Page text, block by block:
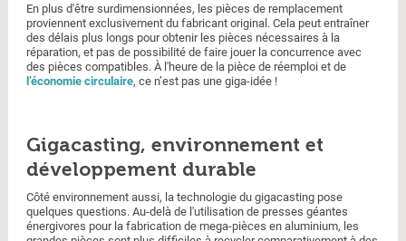
En plus d'être surdimensionnées, les pièces de remplacement
proviennent exclusivement du fabricant original. Cela peut entraîner
des délais plus longs pour obtenir les pièces nécessaires à la
réparation, et pas de possibilité de faire jouer la concurrence avec
des pièces compatibles. À l'heure de la pièce de réemploi et de
l’économie circulaire, ce n’est pas une giga-idée !
Gigacasting, environnement et
développement durable
Côté environnement aussi, la technologie du gigacasting pose
quelques questions. Au-delà de l'utilisation de presses géantes
énergivores pour la fabrication de mega-pièces en aluminium, les